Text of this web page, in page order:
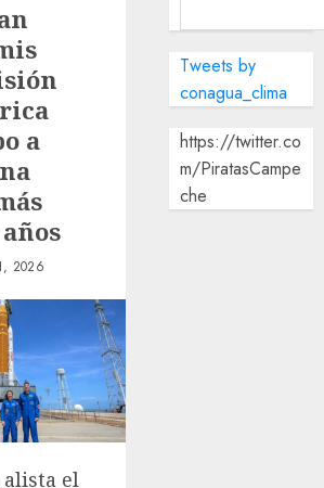
a
2026
alista el
Tweets by
conagua_clima
https://twitter.co
m/PiratasCampe
che